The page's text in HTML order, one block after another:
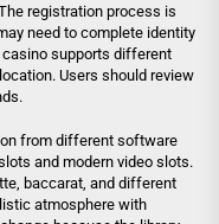
registration process is
need to complete identity
supports different
Users should review
from different software
and modern video slots.
baccarat, and different
atmosphere with